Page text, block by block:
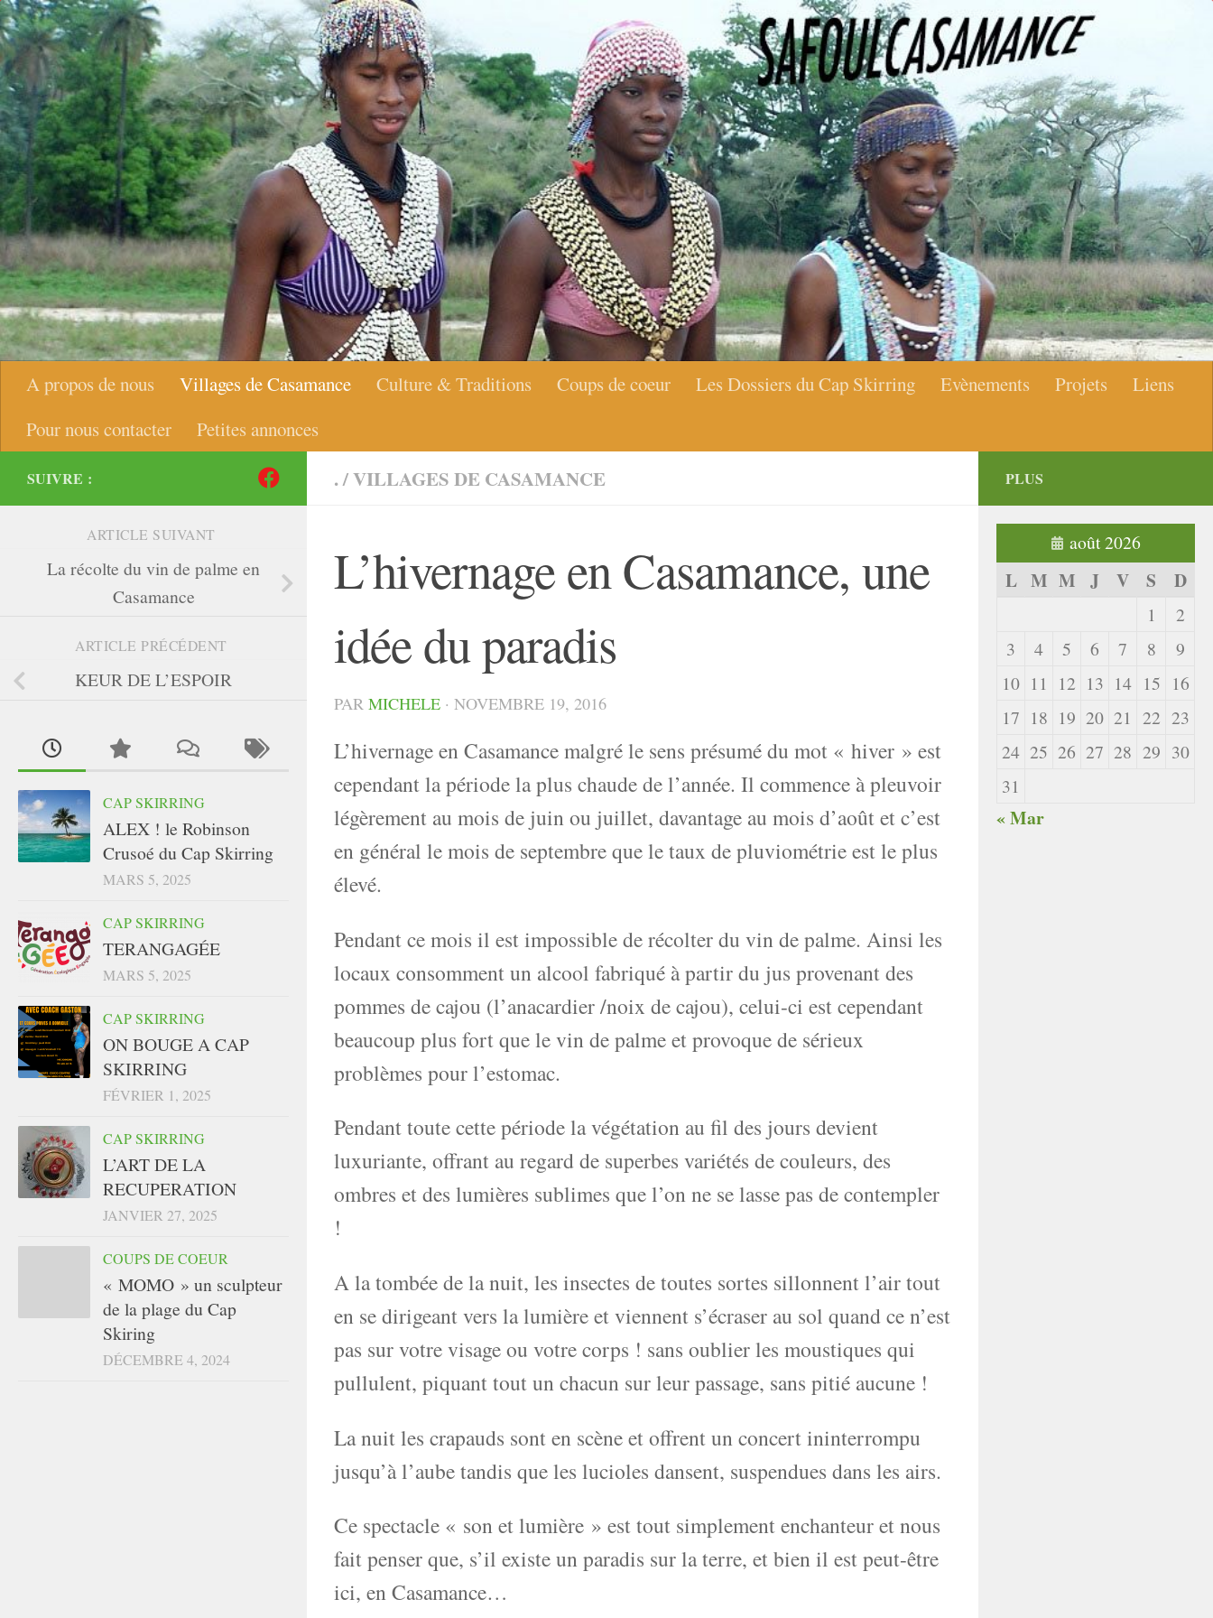
Skip to content
A propos de nous Villages de Casamance Culture & Traditions Coups de coeur Les Dossiers du Cap Skirring Evènements Projets
Liens
Pour nous contacter
Petites annonces
./VILLAGES DE CASAMANCE
L’hivernage en Casamance, une
idée du paradis
PAR MICHELE · NOVEMBRE 19, 2016
L’hivernage en Casamance malgré le sens présumé du mot « hiver » est
cependant la période la plus chaude de l’année. Il commence à pleuvoir
légèrement au mois de juin ou juillet, davantage au mois d’août et c’est
en général le mois de septembre que le taux de pluviométrie est le plus
élevé.
Pendant ce mois il est impossible de récolter du vin de palme. Ainsi les
locaux consomment un alcool fabriqué à partir du jus provenant des
pommes de cajou (l’anacardier /noix de cajou), celui-ci est cependant
beaucoup plus fort que le vin de palme et provoque de sérieux
problèmes pour l’estomac.
Pendant toute cette période la végétation au fil des jours devient
luxuriante, offrant au regard de superbes variétés de couleurs, des
ombres et des lumières sublimes que l’on ne se lasse pas de contempler
!
A la tombée de la nuit, les insectes de toutes sortes sillonnent l’air tout
en se dirigeant vers la lumière et viennent s’écraser au sol quand ce n’est
pas sur votre visage ou votre corps ! sans oublier les moustiques qui
pullulent, piquant tout un chacun sur leur passage, sans pitié aucune !
La nuit les crapauds sont en scène et offrent un concert ininterrompu
jusqu’à l’aube tandis que les lucioles dansent, suspendues dans les airs.
Ce spectacle « son et lumière » est tout simplement enchanteur et nous
fait penser que, s’il existe un paradis sur la terre, et bien il est peut-être
ici, en Casamance…
SUIVRE :
ARTICLE SUIVANT
La récolte du vin de palme en
Casamance
ARTICLE PRÉCÉDENT
KEUR DE L’ESPOIR
CAP SKIRRING
ALEX ! le Robinson
Crusoé du Cap Skirring
MARS 5, 2025
CAP SKIRRING
TERANGAGÉE
MARS 5, 2025
CAP SKIRRING
ON BOUGE A CAP
SKIRRING
FÉVRIER 1, 2025
CAP SKIRRING
L’ART DE LA
RECUPERATION
JANVIER 27, 2025
COUPS DE COEUR
« MOMO » un sculpteur
de la plage du Cap
Skiring
DÉCEMBRE 4, 2024
PLUS
août 2026
L M M J V S D
1
2
3
4 5 6 7 8
9
10 11 12 13 14 15 16
17 18 19 20 21 22 23
24 25 26 27 28 29 30
31
« Mar